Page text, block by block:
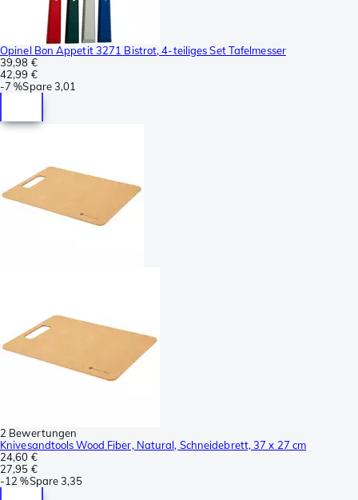
Opinel Bon Appetit 3271 Bistrot, 4-teiliges Set Tafelmesser
39,98 €
42,99 €
-7 %Spare3,01
2 Bewertungen
Knivesandtools Wood Fiber, Natural, Schneidebrett, 37 x 27 cm
24,60 €
27,95 €
-12 %Spare3,35